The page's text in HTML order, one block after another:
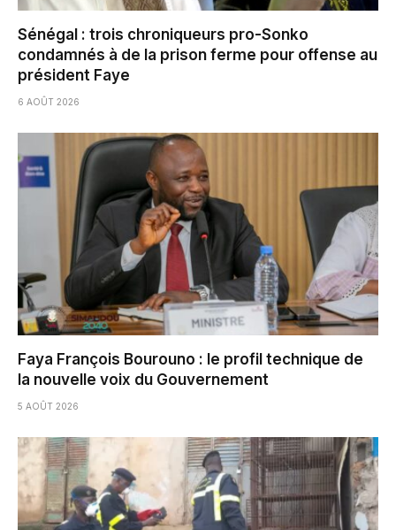
Sénégal : trois chroniqueurs pro-Sonko
condamnés à de la prison ferme pour offense au
président Faye
6 AOÛT 2026
Faya François Bourouno : le profil technique de
la nouvelle voix du Gouvernement
5 AOÛT 2026